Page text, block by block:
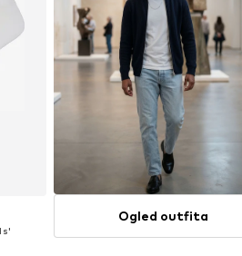
Ogled outfita